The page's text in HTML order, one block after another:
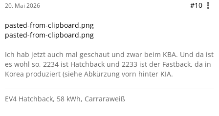
20. Mai 2026 #10
pasted-from-clipboard.png
pasted-from-clipboard.png
Ich hab jetzt auch mal geschaut und zwar beim KBA. Und da ist
es wohl so, 2234 ist Hatchback und 2233 ist der Fastback, da in
Korea produziert (siehe Abkürzung vorn hinter KIA.
EV4 Hatchback, 58 kWh, Carraraweiß